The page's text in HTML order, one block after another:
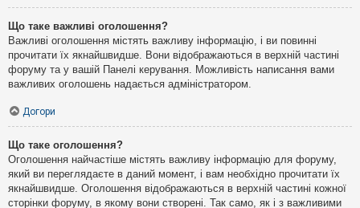
Що таке важливі оголошення?
Важливі оголошення містять важливу інформацію, і ви повинні
прочитати їх якнайшвидше. Вони відображаються в верхній частині
форуму та у вашій Панелі керування. Можливість написання вами
важливих оголошень надається адміністратором.
Догори
Що таке оголошення?
Оголошення найчастіше містять важливу інформацію для форуму,
який ви переглядаєте в даний момент, і вам необхідно прочитати їх
якнайшвидше. Оголошення відображаються в верхній частині кожної
сторінки форуму, в якому вони створені. Так само, як і з важливими